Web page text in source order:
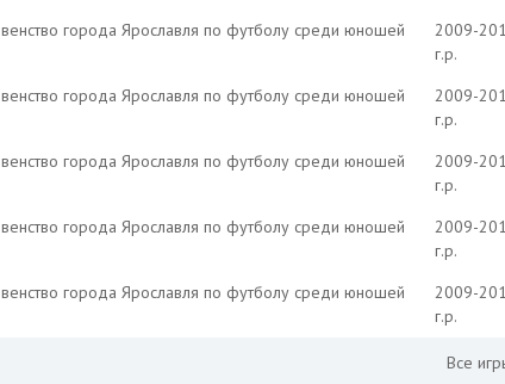
города Ярославля по футболу среди юношей
2009-
г.р.
города Ярославля по футболу среди юношей
2009-
г.р.
города Ярославля по футболу среди юношей
2009-
г.р.
города Ярославля по футболу среди юношей
2009-
г.р.
города Ярославля по футболу среди юношей
2009-
г.р.
Все